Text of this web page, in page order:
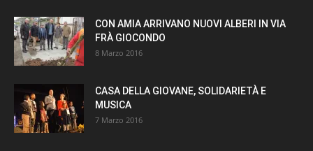
CON AMIA ARRIVANO NUOVI ALBERI IN VIA
FRÀ GIOCONDO
8 Marzo 2016
CASA DELLA GIOVANE, SOLIDARIETÀ E
MUSICA
7 Marzo 2016